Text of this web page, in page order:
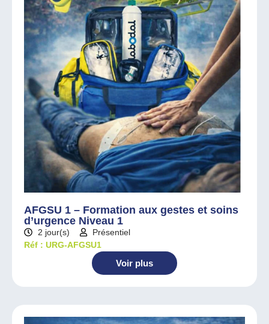
AFGSU 1 – Formation aux gestes et soins
d’urgence Niveau 1
2 jour(s)
Présentiel
Réf : URG-AFGSU1
Voir plus